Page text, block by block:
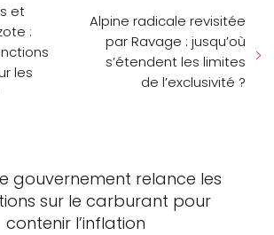
et
:
les
Alpine radicale revisitée
par Ravage : jusqu’où
s’étendent les limites
de l’exclusivité ?
gouvernement relance les
sur le carburant pour
contenir l’inflation